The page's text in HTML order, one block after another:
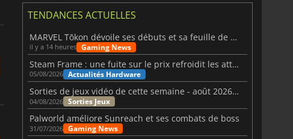
TENDANCES ACTUELLES
MARVEL Tōkon dévoile ses débuts et sa feuille de route
il y a 14 heures Gaming News
Steam Frame : une fuite sur le prix refroidit les attentes VR
05/08/2026 Actualités Hardware
Sorties de jeux vidéo de cette semaine - août 2026 (semaine 32)
04/08/2026 Sorties Jeux
Palworld améliore Sunreach et ses combats de boss
31/07/2026 Gaming News